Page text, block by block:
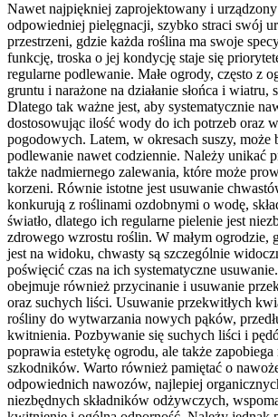
Nawet najpiękniej zaprojektowany i urządzony
odpowiedniej pielęgnacji, szybko straci swój
przestrzeni, gdzie każda roślina ma swoje
funkcję, troska o jej kondycję staje się
regularne podlewanie. Małe ogrody, często z
gruntu i narażone na działanie słońca i wiatru,
Dlatego tak ważne jest, aby systematycznie
dostosowując ilość wody do ich potrzeb oraz
pogodowych. Latem, w okresach suszy, może
podlewanie nawet codziennie. Należy unikać
także nadmiernego zalewania, które może
korzeni. Równie istotne jest usuwanie
konkurują z roślinami ozdobnymi o wodę,
światło, dlatego ich regularne pielenie jest
zdrowego wzrostu roślin. W małym ogrodzie,
jest na widoku, chwasty są szczególnie
poświęcić czas na ich systematyczne
obejmuje również przycinanie i usuwanie
oraz suchych liści. Usuwanie przekwitłych
rośliny do wytwarzania nowych pąków,
kwitnienia. Pozbywanie się suchych liści i
poprawia estetykę ogrodu, ale także
szkodników. Warto również pamiętać o
odpowiednich nawozów, najlepiej
niezbędnych składników odżywczych,